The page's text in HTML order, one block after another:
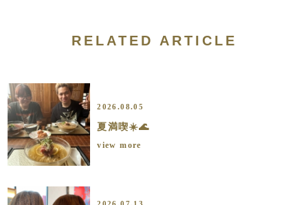
RELATED ARTICLE
2026.08.05
夏満喫☀️🌊
view more